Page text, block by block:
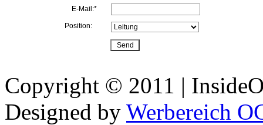
E-Mail:*
Position:
Copyright © 2011 |
Designed by Werbereich